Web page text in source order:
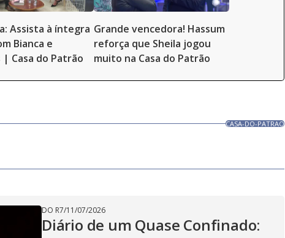
Assista à íntegra
Bianca e
Casa do Patrão
Grande vencedora! Hassum
reforça que Sheila jogou
muito na Casa do Patrão
CASA-DO-PATRAO
DO R7/11/07/2026
Diário de um Quase Confinado: